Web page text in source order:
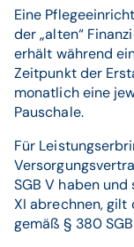
Eine
der „alten“
erhält während
Zeitpunkt der
monatlich eine
Pauschale.
Für
SGB V haben
XI abrechnen, gilt
gemäß § 380